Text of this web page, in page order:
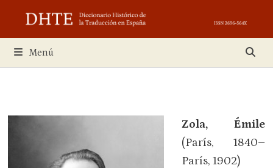
contenido
Menú
Zola, Émile
(París, 1840–
París, 1902)